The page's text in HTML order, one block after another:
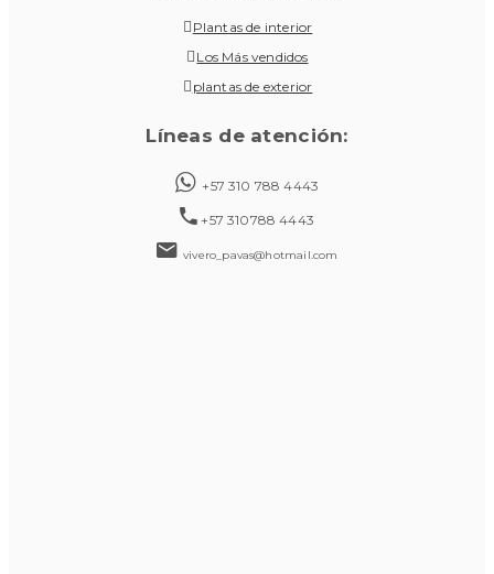
Plantas de interior
Los Más vendidos
plantas de exterior
Líneas de atención:
+57 310 788 4443
+57 310788 4443
vivero_pavas@hotmail.com